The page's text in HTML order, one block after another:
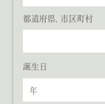
都道府県, 市区町村
誕生日